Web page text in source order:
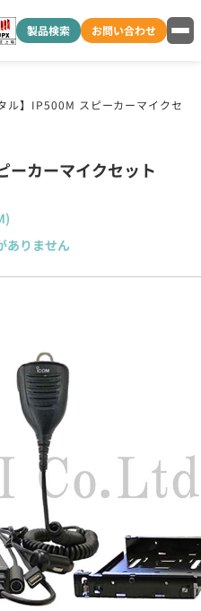
製品検索 お問い合わせ
タル】IP500M スピーカーマイクセッ
ーカーマイクセット
ありません